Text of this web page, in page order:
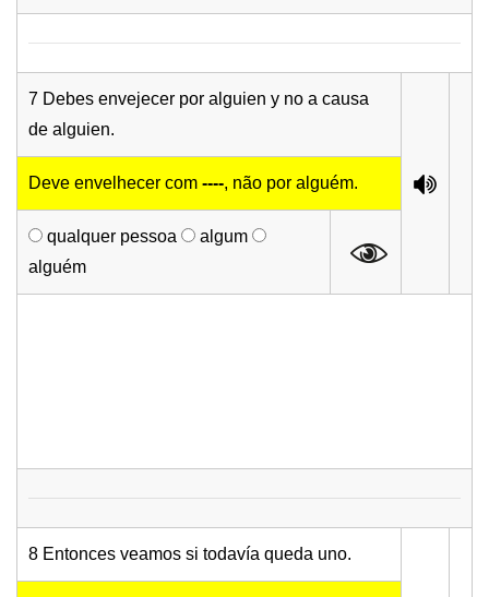
7 Debes envejecer por alguien y no a causa
de alguien.
Deve envelhecer com ----, não por alguém.
qualquer pessoa
algum
alguém
8 Entonces veamos si todavía queda uno.